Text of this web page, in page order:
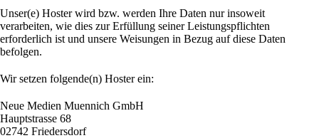
Unser(e) Hoster wird bzw. werden Ihre Daten nur insoweit
verarbeiten, wie dies zur Erfüllung seiner Leistungspflichten
erforderlich ist und unsere Weisungen in Bezug auf diese Daten
befolgen.
Wir setzen folgende(n) Hoster ein:
Neue Medien Muennich GmbH
Hauptstrasse 68
02742 Friedersdorf